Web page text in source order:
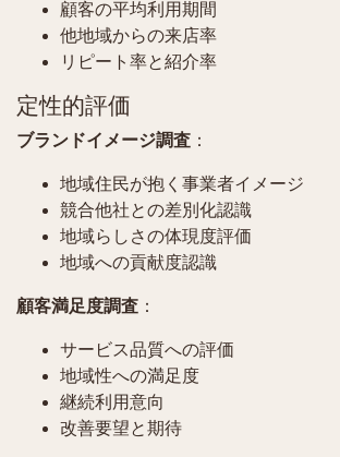
顧客の平均利用期間
他地域からの来店率
リピート率と紹介率
定性的評価
ブランドイメージ調査 ：
地域住民が抱く事業者イメージ
競合他社との差別化認識
地域らしさの体現度評価
地域への貢献度認識
顧客満足度調査 ：
サービス品質への評価
地域性への満足度
継続利用意向
改善要望と期待